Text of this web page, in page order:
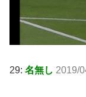
29: 名無し 2019/